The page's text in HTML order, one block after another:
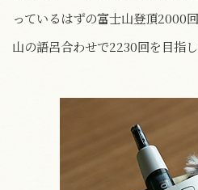
っているはずの富士山登頂2000
山の語呂合わせで2230回を目指